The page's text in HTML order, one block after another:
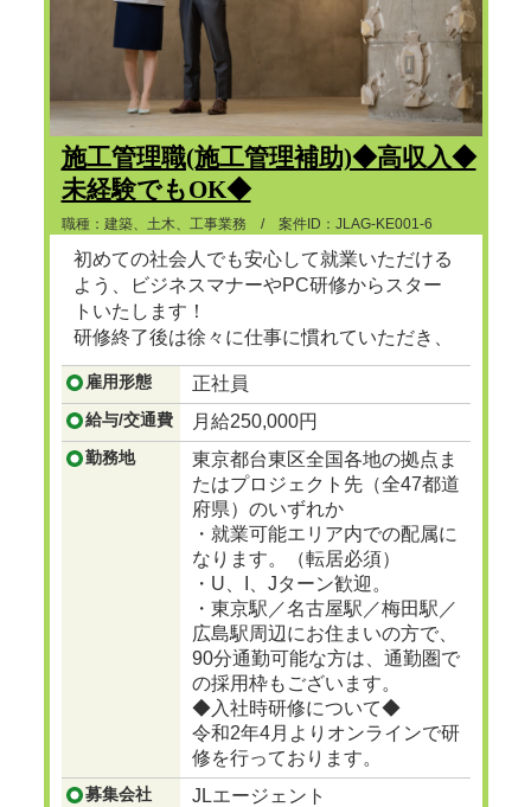
施工管理職(施工管理補助)◆高収入◆
未経験でもOK◆
職種：建築、土木、工事業務 / 案件ID：JLAG-KE001-6
初めての社会人でも安心して就業いただける
よう、ビジネスマナーやPC研修からスター
トいたします！
研修終了後は徐々に仕事に慣れていただき、
ゆくゆくは建設プロジェクトマネージャーと
して、街で見かけるビル、マンション、ショ
ッピングセンターなど地図に残る大規模な建
設の舵をとる人材に成長...つづきを見る
雇用形態 正社員
給与/交通費 月給250,000円
勤務地
東京都台東区全国各地の拠点ま
たはプロジェクト先（全47都道
府県）のいずれか
・就業可能エリア内での配属に
なります。（転居必須）
・U、I、Jターン歓迎。
・東京駅／名古屋駅／梅田駅／
広島駅周辺にお住まいの方で、
90分通勤可能な方は、通勤圏で
の採用枠もございます。
◆入社時研修について◆
令和2年4月よりオンラインで研
修を行っております。
募集会社 JLエージェント